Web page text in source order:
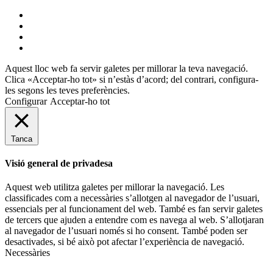
Aquest lloc web fa servir galetes per millorar la teva navegació.
Clica «Acceptar-ho tot» si n’estàs d’acord; del contrari, configura-
les segons les teves preferències.
Configurar Acceptar-ho tot
Tanca
Visió general de privadesa
Aquest web utilitza galetes per millorar la navegació. Les
classificades com a necessàries s’allotgen al navegador de l’usuari,
essencials per al funcionament del web. També es fan servir galetes
de tercers que ajuden a entendre com es navega al web. S’allotjaran
al navegador de l’usuari només si ho consent. També poden ser
desactivades, si bé això pot afectar l’experiència de navegació.
Necessàries